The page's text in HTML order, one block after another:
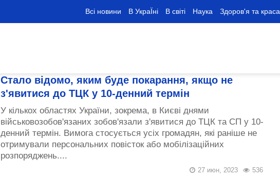
Всі новини В УкраЇні В світі Наука Здоров'я та краса
Стало відомо, яким буде покарання, якщо не
з'явитися до ТЦК у 10-денний термін
У кількох областях України, зокрема, в Києві днями
військовозобов'язаних зобов'язали з'явитися до ТЦК та СП у 10-
денний термін. Вимога стосується усіх громадян, які раніше не
отримували персональних повісток або мобілізаційних
розпоряджень....
536
27 июн, 2023